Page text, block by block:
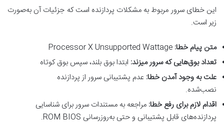
این خطای سرور مربوط به مشکلات پردازنده است که جزئیات آن به‌صورت
زیر است.
متن پیام خطا:
تعداد بوق‌هایی که سرور میزند: ابتدا بوق بلند، سپس بوق کوتاه
علت به وجود آمدن خطا: عدم پشتیبانی سرور از پردازنده
نصب‌شده.
اقدام لازم برای رفع خطا: مراجعه به مستندات سرور برای شناسایی
پردازنده‌های قابل پشتیبانی و حتی به‌روزرسانی ROM BIOS.